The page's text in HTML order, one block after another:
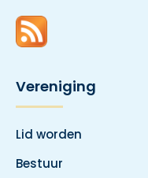
Vereniging
Lid worden
Bestuur